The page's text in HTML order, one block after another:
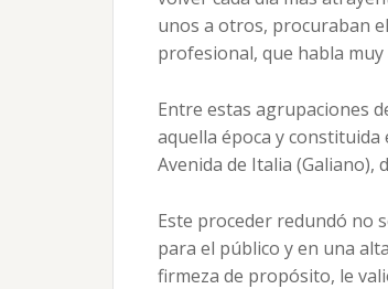
unos a otros, procuraban
profesional, que habla
Entre estas agrupaciones
aquella época y constituida
Avenida de Italia (Galiano),
Este proceder redundó no
para el público y en una
firmeza de propósito, le